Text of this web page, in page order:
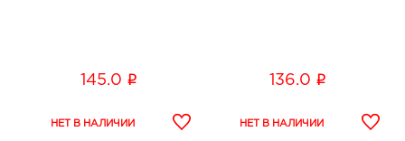
145.0 i 136.0 i